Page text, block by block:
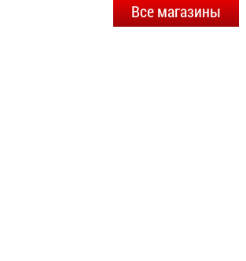
Все магазины